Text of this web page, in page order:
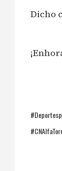
Dicho